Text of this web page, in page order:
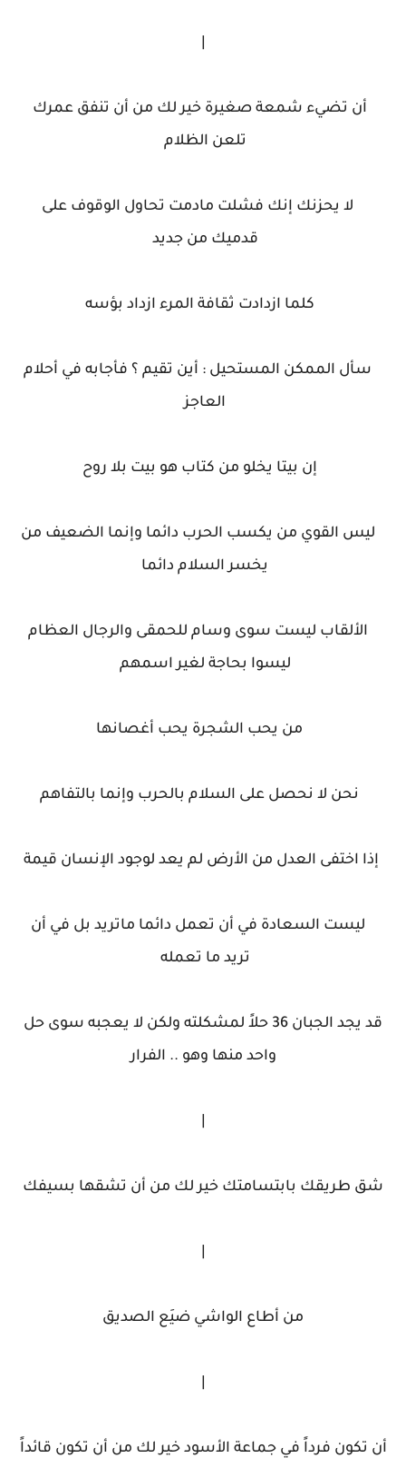
أن تضيء شمعة صغيرة خير لك من أن تنفق عمرك
تلعن الظلام
لا يحزنك إنك فشلت مادمت تحاول الوقوف على
قدميك من جديد
كلما ازدادت ثقافة المرء ازداد بؤسه
سأل الممكن المستحيل : أين تقيم ؟ فأجابه في أحلام
العاجز
إن بيتا يخلو من كتاب هو بيت بلا روح
ليس القوي من يكسب الحرب دائما وإنما الضعيف من
يخسر السلام دائما
الألقاب ليست سوى وسام للحمقى والرجال العظام
ليسوا بحاجة لغير اسمهم
من يحب الشجرة يحب أغصانها
نحن لا نحصل على السلام بالحرب وإنما بالتفاهم
إذا اختفى العدل من الأرض لم يعد لوجود الإنسان قيمة
ليست السعادة في أن تعمل دائما ماتريد بل في أن
تريد ما تعمله
قد يجد الجبان 36 حلاً لمشكلته ولكن لا يعجبه سوى حل
واحد منها وهو .. الفرار
شق طريقك بابتسامتك خير لك من أن تشقها بسيفك
من أطاع الواشي ضيَع الصديق
أن تكون فرداً في جماعة الأسود خير لك من أن تكون قائداً